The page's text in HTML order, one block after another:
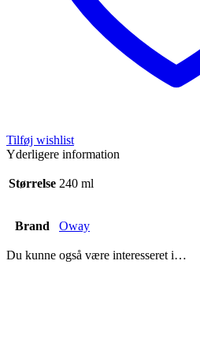
Tilføj wishlist
Yderligere information
Størrelse 240 ml
Brand Oway
Du kunne også være interesseret i…